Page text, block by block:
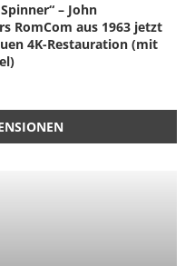
– John
RomCom aus 1963 jetzt
4K-Restauration (mit